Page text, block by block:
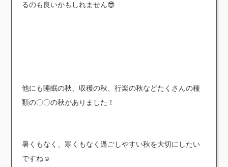
るのも良いかもしれません😎
他にも睡眠の秋、収穫の秋、行楽の秋などたくさんの種
類の〇〇の秋がありました！
暑くもなく、寒くもなく過ごしやすい秋を大切にしたい
ですね☺️